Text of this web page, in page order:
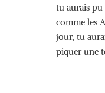
tu aurais
comme les
jour, tu
piquer une